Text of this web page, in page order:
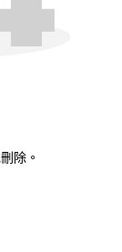
除。